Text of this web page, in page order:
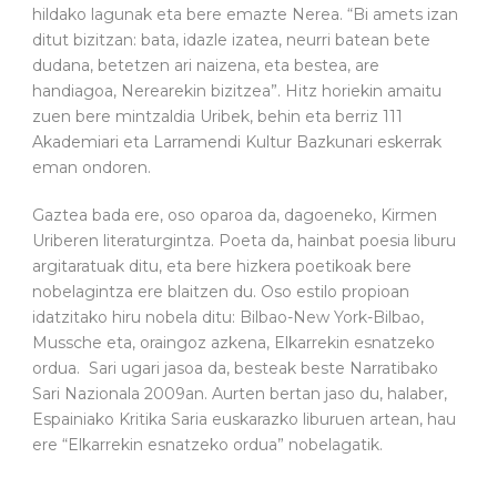
hildako lagunak eta bere emazte Nerea. “Bi amets izan
ditut bizitzan: bata, idazle izatea, neurri batean bete
dudana, betetzen ari naizena, eta bestea, are
handiagoa, Nerearekin bizitzea”. Hitz horiekin amaitu
zuen bere mintzaldia Uribek, behin eta berriz 111
Akademiari eta Larramendi Kultur Bazkunari eskerrak
eman ondoren.
Gaztea bada ere, oso oparoa da, dagoeneko, Kirmen
Uriberen literaturgintza. Poeta da, hainbat poesia liburu
argitaratuak ditu, eta bere hizkera poetikoak bere
nobelagintza ere blaitzen du. Oso estilo propioan
idatzitako hiru nobela ditu: Bilbao-New York-Bilbao,
Mussche eta, oraingoz azkena, Elkarrekin esnatzeko
ordua. Sari ugari jasoa da, besteak beste Narratibako
Sari Nazionala 2009an. Aurten bertan jaso du, halaber,
Espainiako Kritika Saria euskarazko liburuen artean, hau
ere “Elkarrekin esnatzeko ordua” nobelagatik.